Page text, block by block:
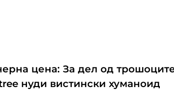
цена: За дел од
нуди вистински хуманоид